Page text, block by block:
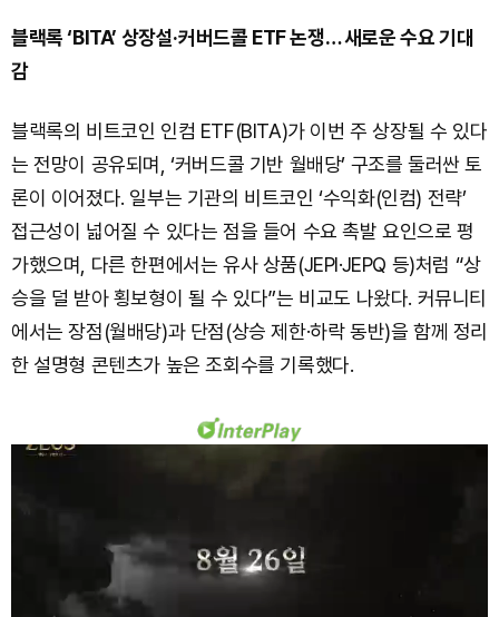
블랙록 ‘BITA’ 상장설·커버드콜 ETF 논쟁… 새로운 수요 기대
감
블랙록의 비트코인 인컴 ETF(BITA)가 이번 주 상장될 수 있다
는 전망이 공유되며, ‘커버드콜 기반 월배당’ 구조를 둘러싼 토
론이 이어졌다. 일부는 기관의 비트코인 ‘수익화(인컴) 전략’
접근성이 넓어질 수 있다는 점을 들어 수요 촉발 요인으로 평
가했으며, 다른 한편에서는 유사 상품(JEPI·JEPQ 등)처럼 “상
승을 덜 받아 횡보형이 될 수 있다”는 비교도 나왔다. 커뮤니티
에서는 장점(월배당)과 단점(상승 제한·하락 동반)을 함께 정리
한 설명형 콘텐츠가 높은 조회수를 기록했다.